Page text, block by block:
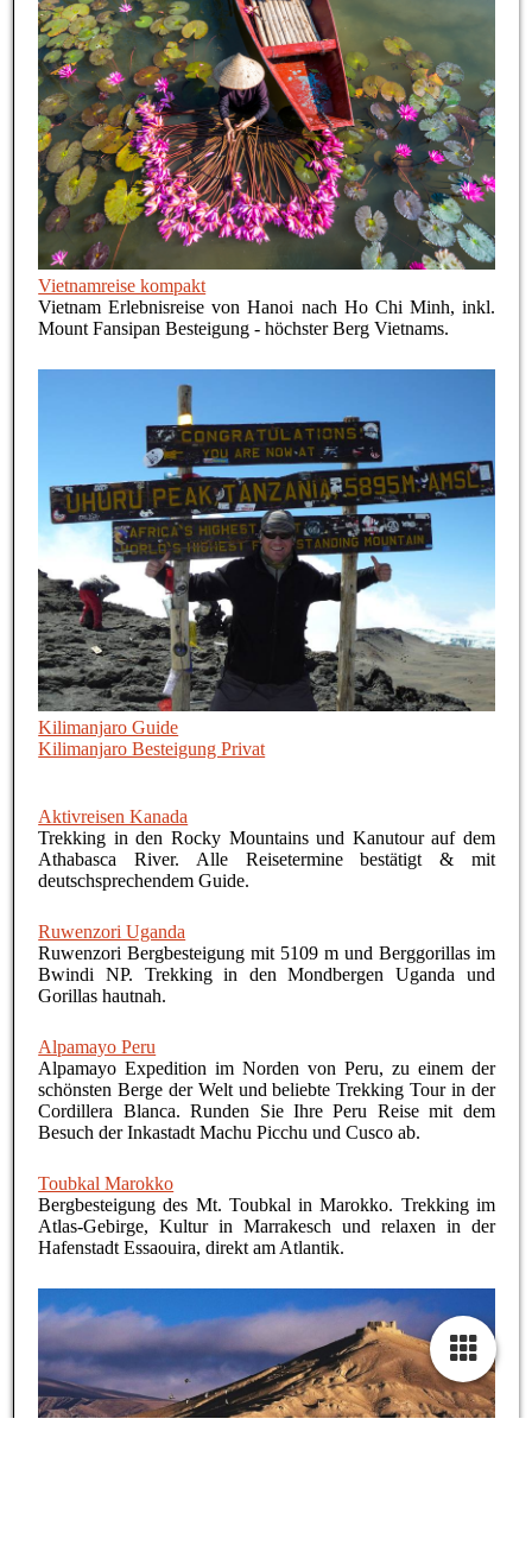
Vietnamreise kompakt
Vietnam Erlebnisreise von Hanoi nach Ho Chi Minh, inkl.
Mount Fansipan Besteigung - höchster Berg Vietnams.
Kilimanjaro Guide
Kilimanjaro Besteigung Privat
Aktivreisen Kanada
Trekking in den Rocky Mountains und Kanutour auf dem
Athabasca River. Alle Reisetermine bestätigt & mit
deutschsprechendem Guide.
Ruwenzori Uganda
Ruwenzori Bergbesteigung mit 5109 m und Berggorillas im
Bwindi NP. Trekking in den Mondbergen Uganda und
Gorillas hautnah.
Alpamayo Peru
Alpamayo Expedition im Norden von Peru, zu einem der
schönsten Berge der Welt und beliebte Trekking Tour in der
Cordillera Blanca. Runden Sie Ihre Peru Reise mit dem
Besuch der Inkastadt Machu Picchu und Cusco ab.
Toubkal Marokko
Bergbesteigung des Mt. Toubkal in Marokko. Trekking im
Atlas-Gebirge, Kultur in Marrakesch und relaxen in der
Hafenstadt Essaouira, direkt am Atlantik.